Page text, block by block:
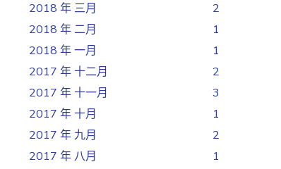
2018 年 三月
2
2018 年 二月
1
2018 年 一月
1
2017 年 十二月
2
2017 年 十一月
3
2017 年 十月
1
2017 年 九月
2
2017 年 八月
1